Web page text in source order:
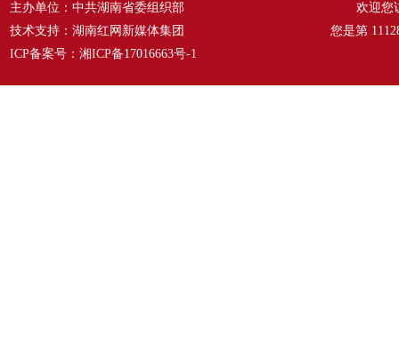
主办单位：中共湖南省委组织部
技术支持：湖南红网新媒体集团
ICP备案号： 湘ICP备17016663号-1
欢迎您
您是第